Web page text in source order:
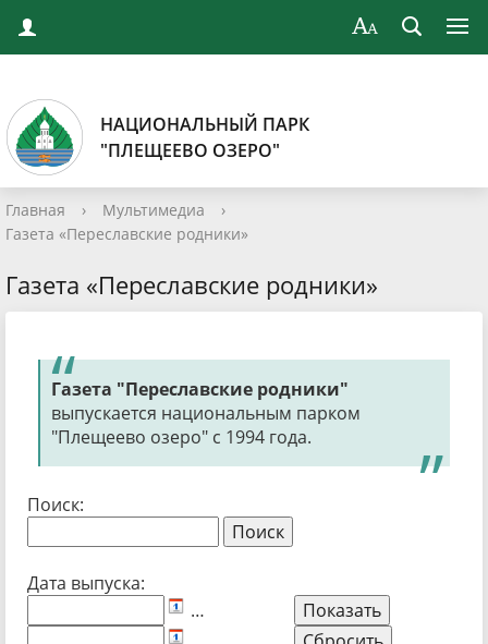
НАЦИОНАЛЬНЫЙ ПАРК
"ПЛЕЩЕЕВО ОЗЕРО"
Главная › Мультимедиа
›
Газета «Переславские родники»
Газета «Переславские родники»
Газета "Переславские родники"
выпускается национальным парком
"Плещеево озеро" с 1994 года.
Поиск:
Дата выпуска:
…